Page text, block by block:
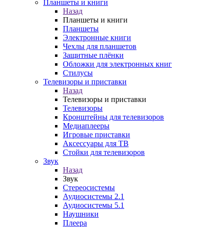
Планшеты и книги
Назад
Планшеты и книги
Планшеты
Электронные книги
Чехлы для планшетов
Защитные плёнки
Обложки для электронных книг
Стилусы
Телевизоры и приставки
Назад
Телевизоры и приставки
Телевизоры
Кронштейны для телевизоров
Медиаплееры
Игровые приставки
Аксессуары для ТВ
Стойки для телевизоров
Звук
Назад
Звук
Стереосистемы
Аудиосистемы 2.1
Аудиосистемы 5.1
Наушники
Плеера